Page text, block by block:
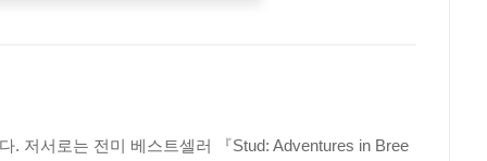
저서로는 전미 베스트셀러 『Stud: Adventures in Bree